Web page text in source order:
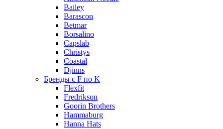
Bailey
Barascon
Betmar
Borsalino
Capslab
Christys
Coastal
Djinns
Бренды с F по K
Flexfit
Fredrikson
Goorin Brothers
Hammaburg
Hanna Hats